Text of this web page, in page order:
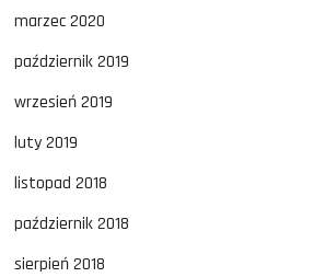
marzec 2020
październik 2019
wrzesień 2019
luty 2019
listopad 2018
październik 2018
sierpień 2018